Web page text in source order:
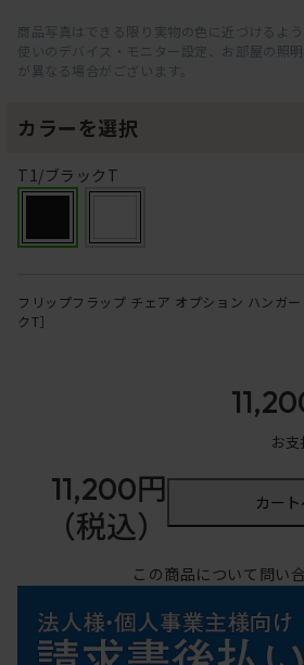
商品写真はできる限り実物の色に近づけるよ
使いのデバイス・モニター設定、お部屋の照
が異なる場合がございます。
カラーを選択
T1/ブラックT
フリップフラップ チェア オプション ハンガ
クT］
お
11,200円
（税込）
カー
この商品について問い